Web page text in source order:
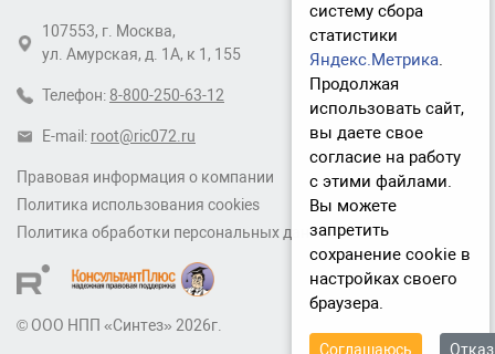
Правовая информация о компании
Политика использования cookies
Политика обработки персональных данных
© ООО НПП «Синтез» 2026г.
107553, г. Москва,
ул. Амурская, д. 1А, к 1, 155
Телефон: 8-800-250-63-12
E-mail: root@ric072.ru
систему сбора
статистики
Яндекс.Метрика.
Продолжая
использовать сайт,
вы даете свое
согласие на работу
с этими файлами.
Вы можете
запретить
сохранение cookie в
настройках своего
браузера.
Соглашаюсь